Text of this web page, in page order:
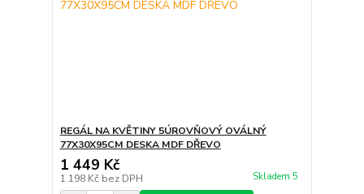
REGÁL NA KVĚTINY 5ÚROVŇOVÝ OVÁLNÝ
77X30X95CM DESKA MDF DŘEVO
1 449 Kč
1 198 Kč bez DPH Skladem 5